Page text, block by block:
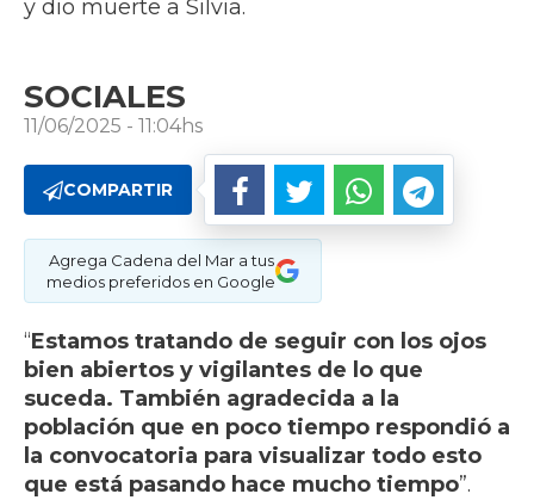
y dio muerte a Silvia.
SOCIALES
11/06/2025 - 11:04hs
COMPARTIR
Agrega Cadena del Mar a tus
medios preferidos en Google
“Estamos tratando de seguir con los ojos
bien abiertos y vigilantes de lo que
suceda. También agradecida a la
población que en poco tiempo respondió a
la convocatoria para visualizar todo esto
que está pasando hace mucho tiempo”.